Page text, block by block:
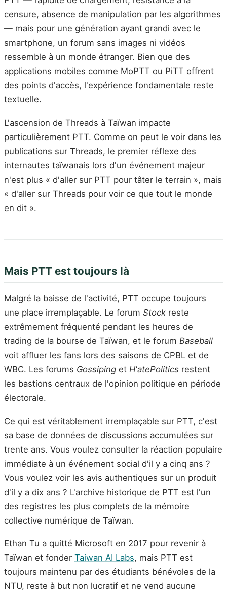
censure, absence de manipulation par les algorithmes
— mais pour une génération ayant grandi avec le
smartphone, un forum sans images ni vidéos
ressemble à un monde étranger. Bien que des
applications mobiles comme MoPTT ou PiTT offrent
des points d'accès, l'expérience fondamentale reste
textuelle.
L'ascension de Threads à Taïwan impacte
particulièrement PTT. Comme on peut le voir dans les
publications sur Threads, le premier réflexe des
internautes taïwanais lors d'un événement majeur
n'est plus « d'aller sur PTT pour tâter le terrain », mais
« d'aller sur Threads pour voir ce que tout le monde
en dit ».
Mais PTT est toujours là
Malgré la baisse de l'activité, PTT occupe toujours
une place irremplaçable. Le forum Stock reste
extrêmement fréquenté pendant les heures de
trading de la bourse de Taïwan, et le forum Baseball
voit affluer les fans lors des saisons de CPBL et de
WBC. Les forums Gossiping et H'atePolitics restent
les bastions centraux de l'opinion politique en période
électorale.
Ce qui est véritablement irremplaçable sur PTT, c'est
sa base de données de discussions accumulées sur
trente ans. Vous voulez consulter la réaction populaire
immédiate à un événement social d'il y a cinq ans ?
Vous voulez voir les avis authentiques sur un produit
d'il y a dix ans ? L'archive historique de PTT est l'un
des registres les plus complets de la mémoire
collective numérique de Taïwan.
Ethan Tu a quitté Microsoft en 2017 pour revenir à
Taïwan et fonder Taiwan AI Labs, mais PTT est
toujours maintenu par des étudiants bénévoles de la
NTU, reste à but non lucratif et ne vend aucune